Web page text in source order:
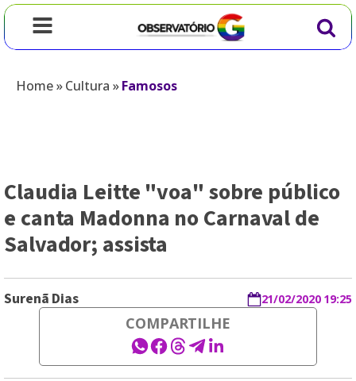
Home»Cultura »Famosos
Claudia Leitte "voa" sobre público
e canta Madonna no Carnaval de
Salvador; assista
Surenã Dias 21/02/2020 19:25
COMPARTILHE